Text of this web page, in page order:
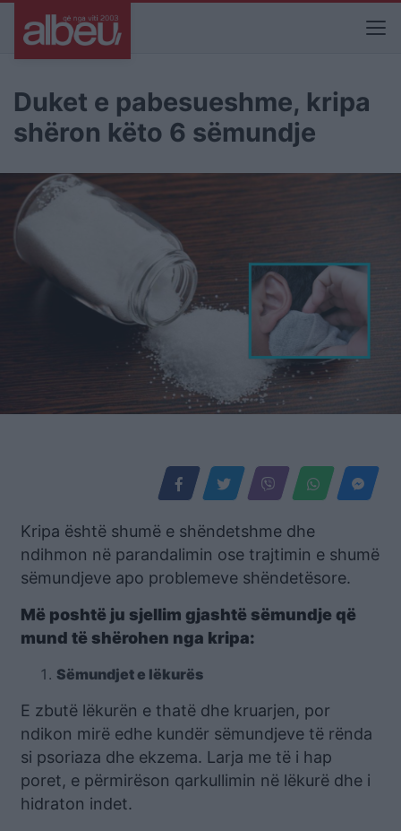
Duket e pabesueshme, kripa
shëron këto 6 sëmundje
Kripa është shumë e shëndetshme dhe
ndihmon në parandalimin ose trajtimin e shumë
sëmundjeve apo problemeve shëndetësore.
Më poshtë ju sjellim gjashtë sëmundje që
mund të shërohen nga kripa:
Sëmundjet e lëkurës
E zbutë lëkurën e thatë dhe kruarjen, por
ndikon mirë edhe kundër sëmundjeve të rënda
si psoriaza dhe ekzema. Larja me të i hap
poret, e përmirëson qarkullimin në lëkurë dhe i
hidraton indet.